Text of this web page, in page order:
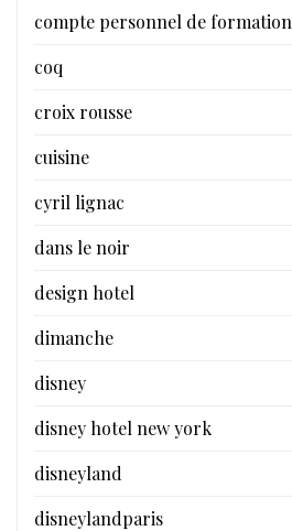
compte personnel de formation
coq
croix rousse
cuisine
cyril lignac
dans le noir
design hotel
dimanche
disney
disney hotel new york
disneyland
disneylandparis